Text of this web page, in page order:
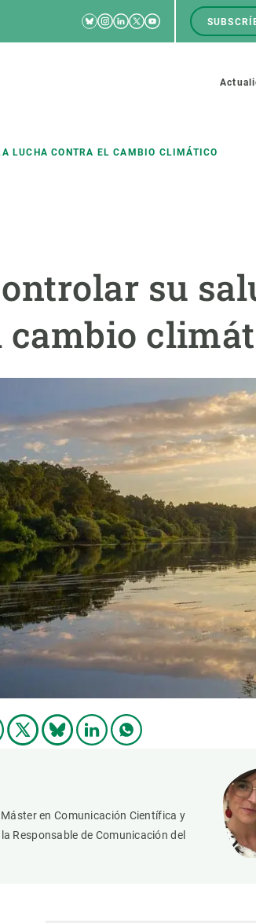
RRSS
Bluesky
Instagram
Linkedin
TwitterYoutube
top
LUCHA CONTRA EL CAMBIO CLIMÁTICO
su
cambio
en Comunicación Científica y
Responsable de Comunicación del
Soluciones
Política y gestión
Estrategia de
Pide tu
Programa
Visitante o
Un lugar
Desarrollo de
Seminarios y
Te ofrecemos